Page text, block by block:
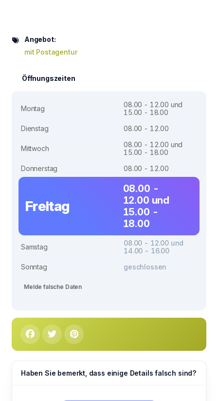
Angebot:
mit Postagentur
Öffnungszeiten
Montag
08.00 - 12.00 und
15.00 - 18.00
Dienstag
08.00 - 12.00
Mittwoch
08.00 - 12.00 und
15.00 - 18.00
Donnerstag
08.00 - 12.00
Freitag
08.00 -
12.00 und
15.00 -
18.00
Samstag
08.00 - 12.00 und
14.00 - 16.00
Sonntag
geschlossen
Melde falsche Daten
Haben Sie bemerkt, dass einige Details falsch sind?